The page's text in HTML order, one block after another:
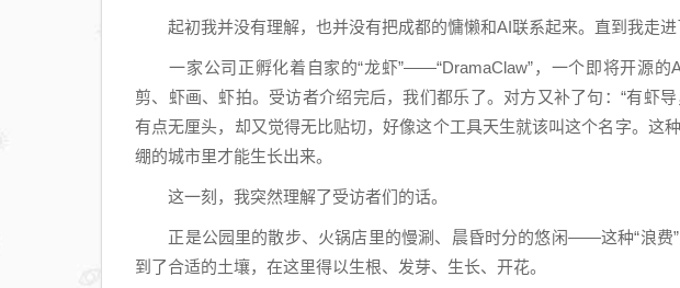
起初我并没有理解，也并没有把成都的慵懒和AI联系起来。直到我走进
一家公司正孵化着自家的“龙虾”——“DramaClaw”，一个即将开源的
剪、虾画、虾拍。受访者介绍完后，我们都乐了。对方又补了句：“有虾
有点无厘头，却又觉得无比贴切，好像这个工具天生就该叫这个名字。这
绷的城市里才能生长出来。
这一刻，我突然理解了受访者们的话。
正是公园里的散步、火锅店里的慢涮、晨昏时分的悠闲——这种“浪费”
到了合适的土壤，在这里得以生根、发芽、生长、开花。